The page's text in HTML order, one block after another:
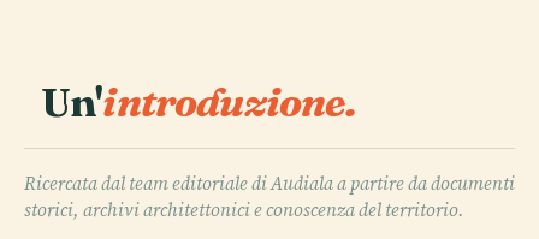
Un'introduzione.
Ricercata dal team editoriale di Audiala a partire da documenti
storici, archivi architettonici e conoscenza del territorio.